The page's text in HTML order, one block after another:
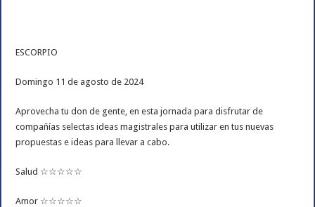
ESCORPIO
Domingo 11 de agosto de 2024
Aprovecha tu don de gente, en esta jornada para disfrutar de
compañías selectas ideas magistrales para utilizar en tus nuevas
propuestas e ideas para llevar a cabo.
Salud ☆☆☆☆☆
Amor ☆☆☆☆☆